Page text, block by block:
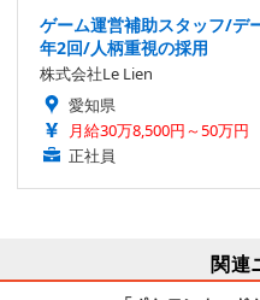
ゲーム運営補助スタッフ/デ
年2回/人柄重視の採用
株式会社Le Lien
愛知県
月給30万8,500円～50万円
正社員
関連